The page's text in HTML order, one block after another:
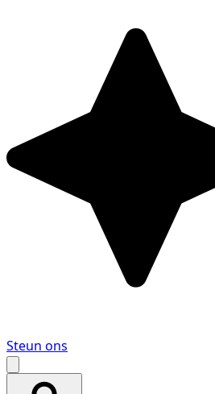
Steun ons